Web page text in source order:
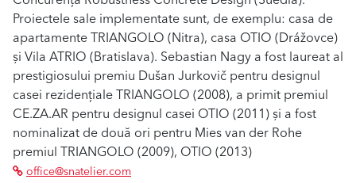
Proiectele sale implementate sunt, de exemplu: casa de
apartamente TRIANGOLO (Nitra), casa OTIO (Drážovce)
și Vila ATRIO (Bratislava). Sebastian Nagy a fost laureat al
prestigiosului premiu Dušan Jurkovič pentru designul
casei rezidențiale TRIANGOLO (2008), a primit premiul
CE.ZA.AR pentru designul casei OTIO (2011) și a fost
nominalizat de două ori pentru Mies van der Rohe
premiul TRIANGOLO (2009), OTIO (2013)
office@snatelier.com